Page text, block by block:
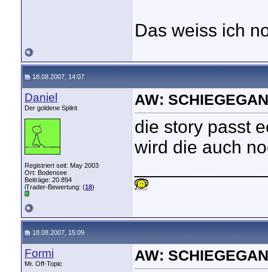
Das weiss ich
18.08.2007, 14:07
Daniel
Der goldene Splint
Registriert seit: May 2003
Ort: Bodensee
Beiträge: 20.894
iTrader-Bewertung: (18)
AW:
die story passt
wird die auch
18.08.2007, 15:09
Formi
Mr. Off-Topic AW: